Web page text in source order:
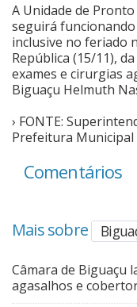
Cinema
Agenda Cultural
A Unidade de
seguirá
inclusive no feriado
República (15/11),
exames e cirurgias
Biguaçu Helmuth
› FONTE:
Prefeitura Municipal
Comentários
Mais sobre
Câmara de Biguaçu
agasalhos e